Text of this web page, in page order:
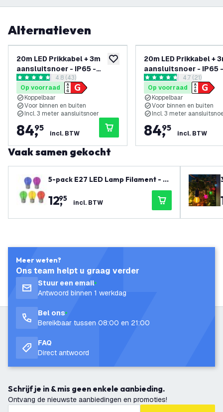
Alternatieven
toevoegen aan verlanglijst
20m LED Prikkabel + 3m
aansluitsnoer - IP65 -
Koppelbaar - Incl. 20 LED
Lampen
reviews drawer openen
4.8 score sterren4.8 (43)
Op voorraad
Koppelbaar
Voor binnen en buiten
Incl. 3 meter aansluitsnoer
84,
95
incl. BTW
20m LED Prikkabel +
aansluitsnoer - IP65 -
Koppelbaar - Incl. 20
Lampen
reviews
4.7 score sterren4.7 (21)
Op voorraad
Koppelbaar
Voor binnen en buiten
Incl. 3 meter
84,
95
incl. BTW
Vaak samen gekocht
5-pack E27 LED Lamp Filament - 1
12,
95 incl. BTW
Meer weten?
Ons team helpt u graag verder
Stuur een email
Antwoord binnen 1 werkdag
Bel ons
Bereikbaar tussen 08:00 en 21:00
FAQ
Direct antwoord
Schrijf je in & mis geen enkele aanbieding.
Ontvang de nieuwste aanbiedingen en promoties!